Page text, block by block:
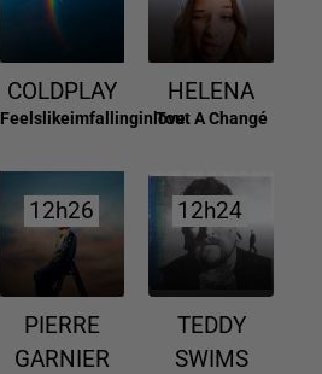
COLDPLAY
Feelslikeimfallinginlove
HELENA
Tout A Changé
12h26
12h26
PIERRE
GARNIER
12h24
12h24
TEDDY
SWIMS